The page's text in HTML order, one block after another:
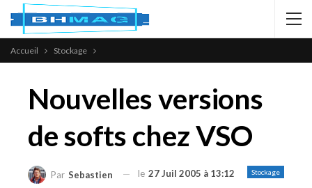
Accueil Stockage
Nouvelles versions
de softs chez VSO
Stockage
Par Sebastien le 27 Juil 2005 à 13:12